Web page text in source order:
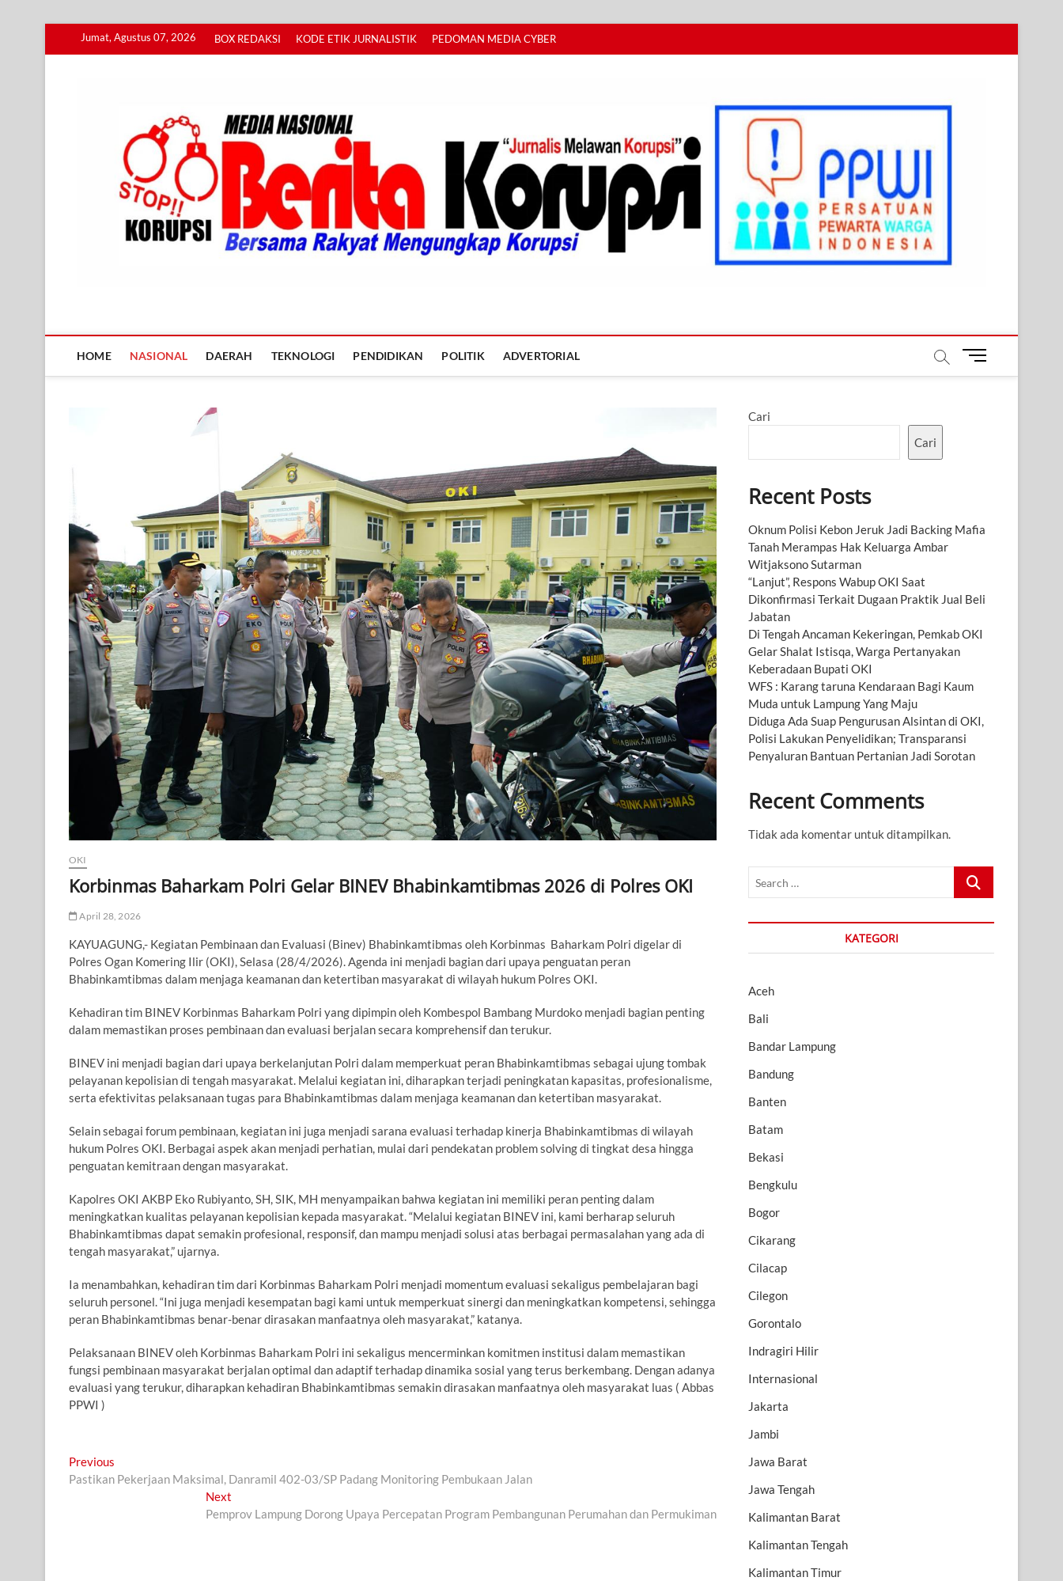
Jumat, Agustus 07, 2026 BOX REDAKSI KODE ETIK JURNALISTIK PEDOMAN MEDIA CYBER
HOME NASIONAL DAERAH TEKNOLOGI PENDIDIKAN POLITIK ADVERTORIAL
M
OKI
Korbinmas Baharkam Polri Gelar BINEV Bhabinkamtibmas 2026 di Polres OKI
April 28, 2026
KAYUAGUNG,- Kegiatan Pembinaan dan Evaluasi (Binev) Bhabinkamtibmas oleh Korbinmas Baharkam Polri digelar di
Polres Ogan Komering Ilir (OKI), Selasa (28/4/2026). Agenda ini menjadi bagian dari upaya penguatan peran
Bhabinkamtibmas dalam menjaga keamanan dan ketertiban masyarakat di wilayah hukum Polres OKI.
Kehadiran tim BINEV Korbinmas Baharkam Polri yang dipimpin oleh Kombespol Bambang Murdoko menjadi bagian penting
dalam memastikan proses pembinaan dan evaluasi berjalan secara komprehensif dan terukur.
BINEV ini menjadi bagian dari upaya berkelanjutan Polri dalam memperkuat peran Bhabinkamtibmas sebagai ujung tombak
pelayanan kepolisian di tengah masyarakat. Melalui kegiatan ini, diharapkan terjadi peningkatan kapasitas, profesionalisme,
serta efektivitas pelaksanaan tugas para Bhabinkamtibmas dalam menjaga keamanan dan ketertiban masyarakat.
Selain sebagai forum pembinaan, kegiatan ini juga menjadi sarana evaluasi terhadap kinerja Bhabinkamtibmas di wilayah
hukum Polres OKI. Berbagai aspek akan menjadi perhatian, mulai dari pendekatan problem solving di tingkat desa hingga
penguatan kemitraan dengan masyarakat.
Kapolres OKI AKBP Eko Rubiyanto, SH, SIK, MH menyampaikan bahwa kegiatan ini memiliki peran penting dalam
meningkatkan kualitas pelayanan kepolisian kepada masyarakat. “Melalui kegiatan BINEV ini, kami berharap seluruh
Bhabinkamtibmas dapat semakin profesional, responsif, dan mampu menjadi solusi atas berbagai permasalahan yang ada di
tengah masyarakat,” ujarnya.
Ia menambahkan, kehadiran tim dari Korbinmas Baharkam Polri menjadi momentum evaluasi sekaligus pembelajaran bagi
seluruh personel. “Ini juga menjadi kesempatan bagi kami untuk memperkuat sinergi dan meningkatkan kompetensi, sehingga
peran Bhabinkamtibmas benar-benar dirasakan manfaatnya oleh masyarakat,” katanya.
Pelaksanaan BINEV oleh Korbinmas Baharkam Polri ini sekaligus mencerminkan komitmen institusi dalam memastikan
fungsi pembinaan masyarakat berjalan optimal dan adaptif terhadap dinamika sosial yang terus berkembang. Dengan adanya
evaluasi yang terukur, diharapkan kehadiran Bhabinkamtibmas semakin dirasakan manfaatnya oleh masyarakat luas ( Abbas
PPWI )
Navigasi
pos
Previous
post:
Pastikan Pekerjaan Maksimal, Danramil 402-03/SP Padang Monitoring Pembukaan Jalan
Next
post:
Pemprov Lampung Dorong Upaya Percepatan Program Pembangunan Perumahan dan Permukiman
Cari
Cari
Recent Posts
Oknum Polisi Kebon Jeruk Jadi Backing Mafia
Tanah Merampas Hak Keluarga Ambar
Witjaksono Sutarman
“Lanjut”, Respons Wabup OKI Saat
Dikonfirmasi Terkait Dugaan Praktik Jual Beli
Jabatan
Di Tengah Ancaman Kekeringan, Pemkab OKI
Gelar Shalat Istisqa, Warga Pertanyakan
Keberadaan Bupati OKI
WFS : Karang taruna Kendaraan Bagi Kaum
Muda untuk Lampung Yang Maju
Diduga Ada Suap Pengurusan Alsintan di OKI,
Polisi Lakukan Penyelidikan; Transparansi
Penyaluran Bantuan Pertanian Jadi Sorotan
Recent Comments
Tidak ada komentar untuk ditampilkan.
Search
KATEGORI
Aceh
Bali
Bandar Lampung
Bandung
Banten
Batam
Bekasi
Bengkulu
Bogor
Cikarang
Cilacap
Cilegon
Gorontalo
Indragiri Hilir
Internasional
Jakarta
Jambi
Jawa Barat
Jawa Tengah
Kalimantan Barat
Kalimantan Tengah
Kalimantan Timur